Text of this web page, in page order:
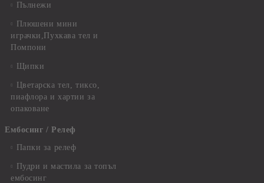
Пълнежи
Плюшени мини
играчки,Пухкава тел и
Помпони
Щипки
Цветарска тел, тиксо,
пиафлора и хартии за
опаковане
Ембосинг / Релеф
Папки за релеф
Пудри и мастила за топъл
ембосинг